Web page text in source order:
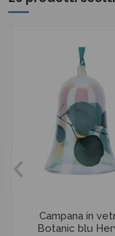
Campana in
Botanic blu